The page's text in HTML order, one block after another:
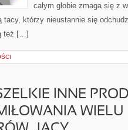
całym globie zmaga się z
którzy nieustannie się
też […]
INNE
WIELU